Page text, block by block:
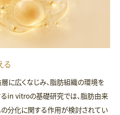
る
に広くなじみ、脂肪組織の環境を
るin vitroの基礎研究では、脂肪由来
分化に関する作用が検討されてい